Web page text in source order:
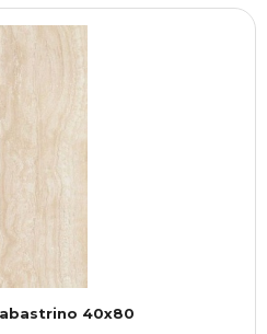
40x80